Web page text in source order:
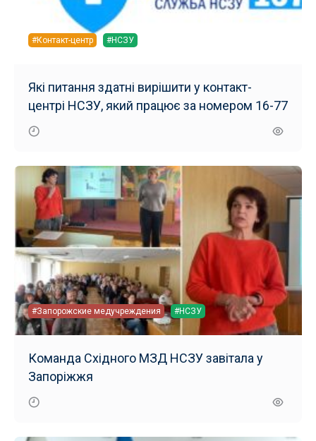
#Контакт-центр #НСЗУ
Які питання здатні вирішити у контакт-
центрі НСЗУ, який працює за номером 16-77
#Запорожские медучреждения #НСЗУ
Команда Східного МЗД НСЗУ завітала у
Запоріжжя